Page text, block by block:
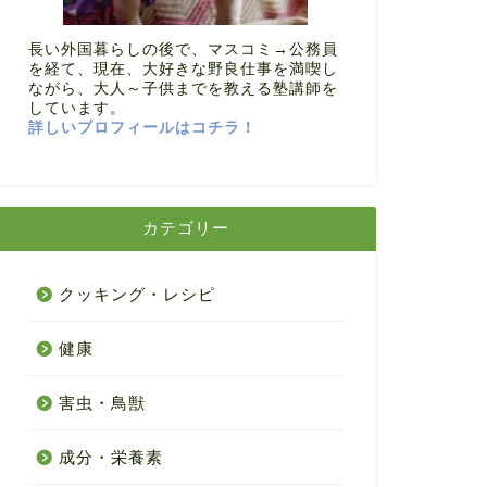
長い外国暮らしの後で、マスコミ→公務員
を経て、現在、大好きな野良仕事を満喫し
ながら、大人～子供までを教える塾講師を
しています。
詳しいプロフィールはコチラ！
カテゴリー
クッキング・レシピ
健康
害虫・鳥獣
成分・栄養素